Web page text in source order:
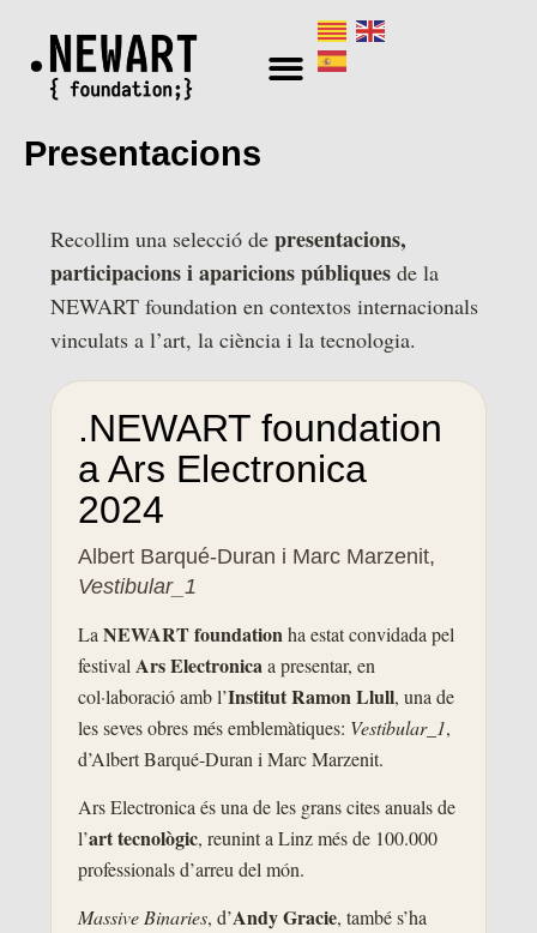
contenido
Presentacions
Recollim una selecció de presentacions,
participacions i aparicions públiques de la
NEWART foundation en contextos internacionals
vinculats a l’art, la ciència i la tecnologia.
.NEWART foundation
a Ars Electronica
2024
Albert Barqué-Duran i Marc Marzenit,
Vestibular_1
La NEWART foundationha estat convidada pel
festival Ars Electronicaa presentar, en
col·laboració amb l’Institut Ramon Llull, una de
les seves obres més emblemàtiques: Vestibular_1,
d’Albert Barqué-Duran i Marc Marzenit.
Ars Electronica és una de les grans cites anuals de
l’art tecnològic, reunint a Linz més de 100.000
professionals d’arreu del món.
Massive Binaries, d’Andy Gracie, també s’ha